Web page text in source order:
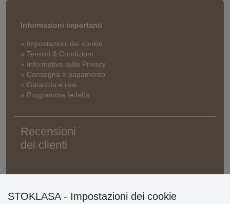
Informazioni importanti
» Impostazioni dei cookie
» Termini & Condizioni
» Informativa sulla Privacy
» Consegna e pagamento
» Garanzia e resi
» Programma fedeltà
Recensioni
dei clienti
STOKLASA - Impostazioni dei cookie